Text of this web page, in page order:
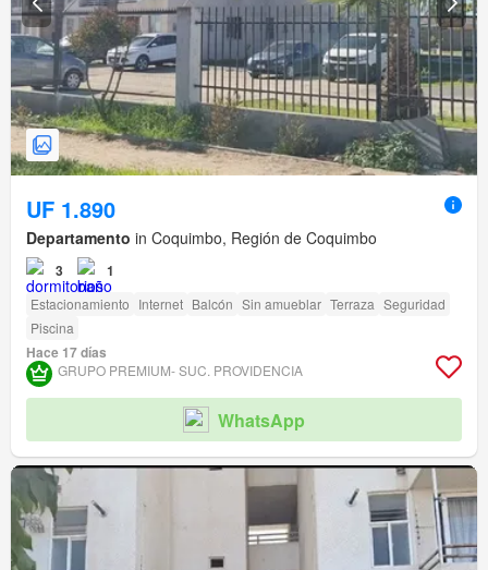
UF 1.890
Departamento in Coquimbo, Región de Coquimbo
3 1
Estacionamiento Internet Balcón Sin amueblar Terraza Seguridad
Piscina
Hace 17 días
GRUPO PREMIUM- SUC. PROVIDENCIA
WhatsApp